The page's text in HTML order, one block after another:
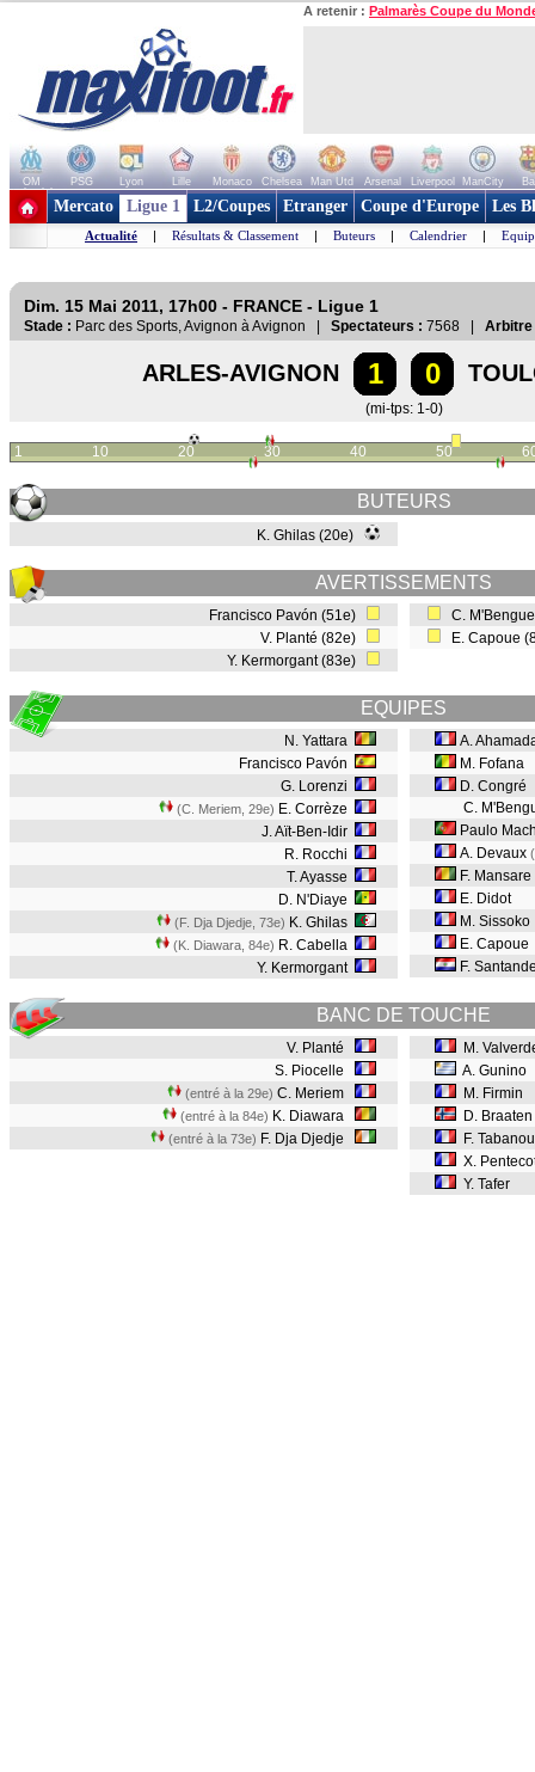
A retenir : Palmarès Coupe du
OM PSG Lyon Lille Monaco Chelsea Man Utd Arsenal Liverpool ManCity
+ de clubs
Mercato Ligue 1 L2/Coupes Etranger Coupe d'Europe Les
Actualité | Résultats & Classement | Buteurs | Calendrier |
Dim. 15 Mai 2011, 17h00 - FRANCE - Ligue 1
Stade : Parc des Sports, Avignon à Avignon | Spectateurs : 7568 | Arbitre
ARLES-AVIGNON 1 0
(mi-tps: 1-0)
1 10 20 30 40 50
BUTEURS
K. Ghilas (20e)
AVERTISSEMENTS
Francisco Pavón (51e)
V. Planté (82e)
Y. Kermorgant (83e)
C.
E. Capoue
EQUIPES
N. Yattara
Francisco Pavón
G. Lorenzi
(C. Meriem, 29e) E. Corrèze
J. Aït-Ben-Idir
R. Rocchi
T. Ayasse
D. N'Diaye
(F. Dja Djedje, 73e) K. Ghilas
(K. Diawara, 84e) R. Cabella
Y. Kermorgant
A.
M. Fofana
D. Congré
C.
Paulo
A. Devaux
F. Mansare
E. Didot
M. Sissoko
E. Capoue
F.
BANC DE TOUCHE
V. Planté
S. Piocelle
(entré à la 29e) C. Meriem
(entré à la 84e) K. Diawara
(entré à la 73e) F. Dja Djedje
M.
A. Gunino
M. Firmin
D. Braaten
F.
X.
Y. Tafer